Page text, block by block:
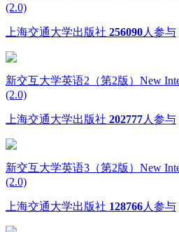
(2.0)
上海交通大学出版社 256090人参与
新交互大学英语2（第2版）New
(2.0)
上海交通大学出版社 202777人参与
新交互大学英语3（第2版）New
(2.0)
上海交通大学出版社 128766人参与